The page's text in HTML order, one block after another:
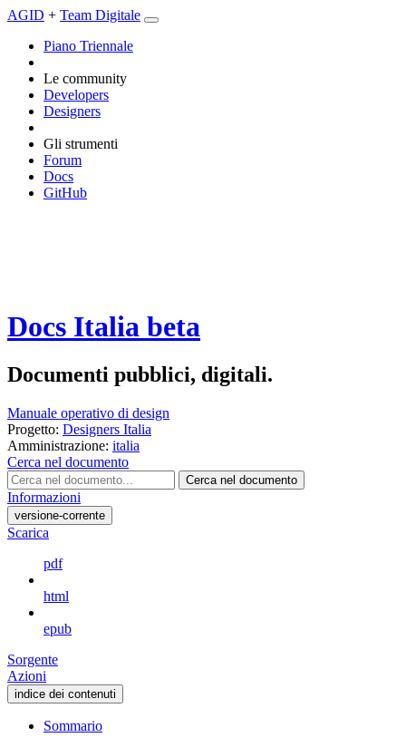
AGID + Team Digitale
Piano Triennale
Le community
Developers
Designers
Gli strumenti
Forum
Docs
GitHub
Docs Italia beta
Documenti pubblici, digitali.
Manuale operativo di design
Progetto: Designers Italia
Amministrazione: italia
Cerca nel documento
Cerca nel documento
Informazioni
versione-corrente
Scarica
pdf
html
epub
Sorgente
Azioni
indice dei contenuti
Sommario